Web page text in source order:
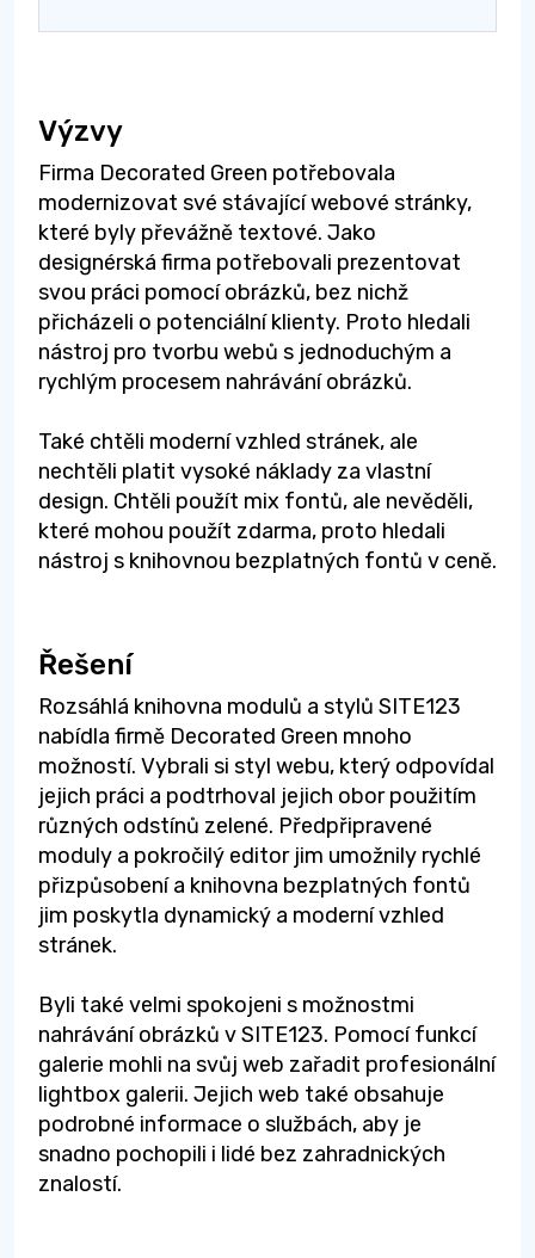
Výzvy
Firma Decorated Green potřebovala
modernizovat své stávající webové stránky,
které byly převážně textové. Jako
designérská firma potřebovali prezentovat
svou práci pomocí obrázků, bez nichž
přicházeli o potenciální klienty. Proto hledali
nástroj pro tvorbu webů s jednoduchým a
rychlým procesem nahrávání obrázků.
Také chtěli moderní vzhled stránek, ale
nechtěli platit vysoké náklady za vlastní
design. Chtěli použít mix fontů, ale nevěděli,
které mohou použít zdarma, proto hledali
nástroj s knihovnou bezplatných fontů v ceně.
Řešení
Rozsáhlá knihovna modulů a stylů SITE123
nabídla firmě Decorated Green mnoho
možností. Vybrali si styl webu, který odpovídal
jejich práci a podtrhoval jejich obor použitím
různých odstínů zelené. Předpřipravené
moduly a pokročilý editor jim umožnily rychlé
přizpůsobení a knihovna bezplatných fontů
jim poskytla dynamický a moderní vzhled
stránek.
Byli také velmi spokojeni s možnostmi
nahrávání obrázků v SITE123. Pomocí funkcí
galerie mohli na svůj web zařadit profesionální
lightbox galerii. Jejich web také obsahuje
podrobné informace o službách, aby je
snadno pochopili i lidé bez zahradnických
znalostí.